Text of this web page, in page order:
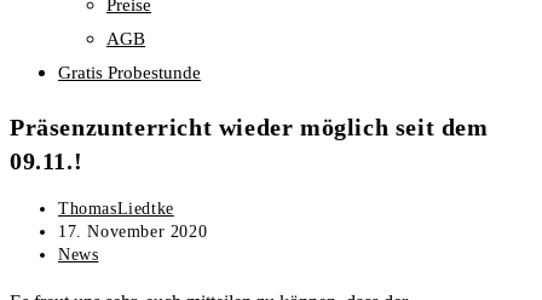
Preise
AGB
Gratis Probestunde
Präsenzunterricht wieder möglich seit dem
09.11.!
Beitrags-
Autor:
ThomasLiedtke
Beitrag
veröffentlicht:
17. November 2020
Beitrags-
News